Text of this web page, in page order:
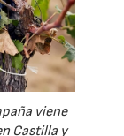
viene
Castilla y